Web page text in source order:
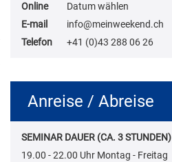
Online
Datum wählen
E-mail
info@meinweekend.ch
Telefon
+41 (0)43 288 06 26
Anreise / Abreise
SEMINAR DAUER (CA. 3 STUNDEN)
19.00 - 22.00 Uhr Montag - Freitag